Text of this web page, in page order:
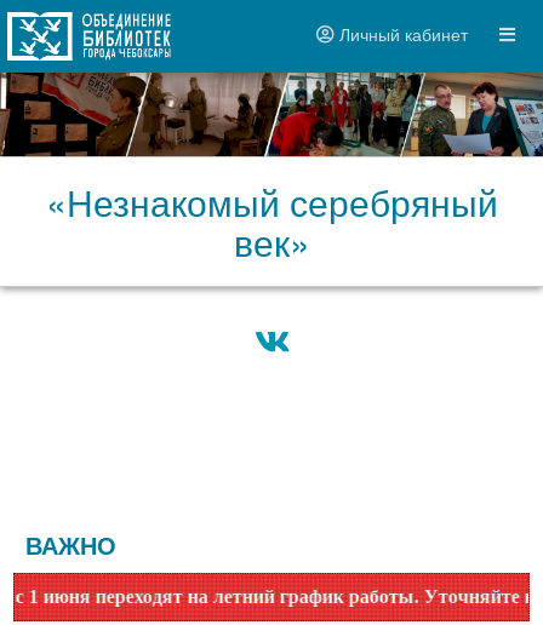
Личный кабинет
«Незнакомый серебряный
век»
ВАЖНО
переходят на летний график работы. Уточняйте